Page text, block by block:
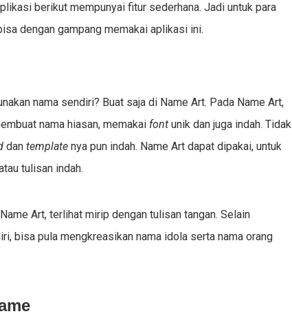
berikut mempunyai fitur sederhana. Jadi untuk para
dengan gampang memakai aplikasi ini.
nama sendiri? Buat saja di Name Art. Pada Name Art,
nama hiasan, memakai fontunik dan juga indah. Tidak
dan templatenya pun indah. Name Art dapat dipakai, untuk
tulisan indah.
Art, terlihat mirip dengan tulisan tangan. Selain
bisa pula mengkreasikan nama idola serta nama orang